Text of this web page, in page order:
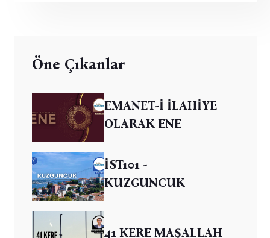
Öne Çıkanlar
EMANET-İ İLAHİYE
OLARAK ENE
İST101 -
KUZGUNCUK
41 KERE MAŞALLAH